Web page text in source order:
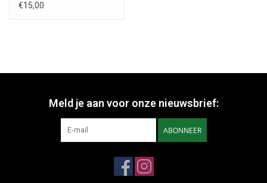
€15,00
Meld je aan voor onze nieuwsbrief:
ABONNEER